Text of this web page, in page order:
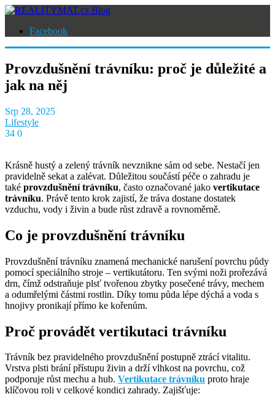
Facebook
Provzdušnění trávníku: proč je důležité a
jak na něj
Srp 28, 2025
Lifestyle
34 0
Krásně hustý a zelený trávník nevznikne sám od sebe. Nestačí jen
pravidelně sekat a zalévat. Důležitou součástí péče o zahradu je
také provzdušnění trávníku, často označované jako vertikutace
trávníku. Právě tento krok zajistí, že tráva dostane dostatek
vzduchu, vody i živin a bude růst zdravě a rovnoměrně.
Co je provzdušnění trávníku
Provzdušnění trávníku znamená mechanické narušení povrchu půdy
pomocí speciálního stroje – vertikutátoru. Ten svými noži prořezává
drn, čímž odstraňuje plsť tvořenou zbytky posečené trávy, mechem
a odumřelými částmi rostlin. Díky tomu půda lépe dýchá a voda s
hnojivy pronikají přímo ke kořenům.
Proč provádět vertikutaci trávníku
Trávník bez pravidelného provzdušnění postupně ztrácí vitalitu.
Vrstva plsti brání přístupu živin a drží vlhkost na povrchu, což
podporuje růst mechu a hub. Vertikutace trávníku proto hraje
klíčovou roli v celkové kondici zahrady. Zajišťuje: